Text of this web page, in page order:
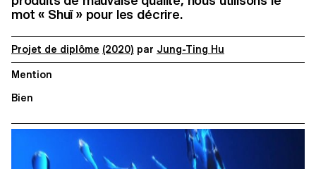
mot « Shuǐ » pour les décrire.
Projet de diplôme (2020) par Jung-Ting Hu
Mention
Bien